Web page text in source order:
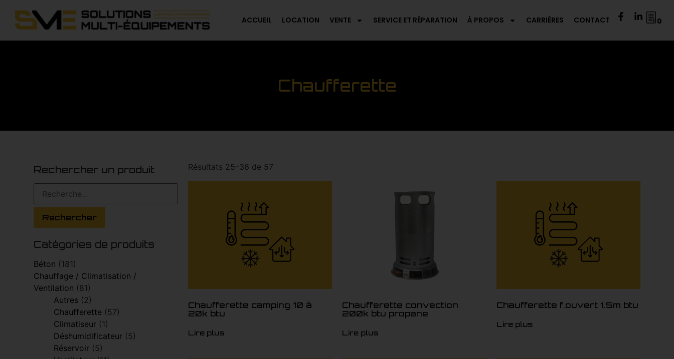
0
ACCUEIL LOCATION VENTE SERVICE ET RÉPARATION À PROPOS CARRIÈRES CONTACT
Chaufferette
Rechercher un produit
Rechercher
Catégories de produits
Béton (181)
Chauffage / Climatisation /
Ventilation (81)
Autres (2)
Chaufferette (57)
Climatiseur (1)
Déshumidificateur (5)
Réservoir (5)
Résultats 25–36 de 57
Chaufferette camping 10 à
20k btu
Lire plus
Chaufferette convection
200k btu propane
Lire plus
Chaufferette f.ouvert 1.5m btu
Lire plus